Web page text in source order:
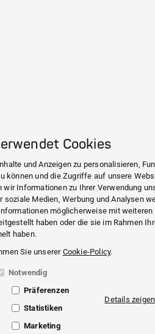
Cookies
und Anzeigen zu personalisieren,
können und die Zugriffe auf unsere
wir Informationen zu Ihrer Verwendung
soziale Medien, Werbung und Analysen
möglicherweise mit weiteren
haben oder die sie im Rahmen
haben.
Sie unserer Cookie-Policy.
Notwendig
Präferenzen
Statistiken
Marketing
Details zeigen